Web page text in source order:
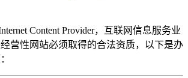
Internet Content Provider，互联网信息服务业
营性网站必须取得的合法资质，以下是办